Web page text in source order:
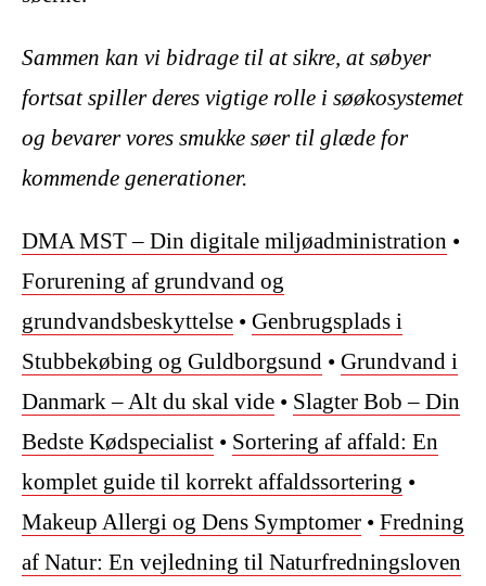
Sammen kan vi bidrage til at sikre, at søbyer
fortsat spiller deres vigtige rolle i søøkosystemet
og bevarer vores smukke søer til glæde for
kommende generationer.
DMA MST – Din digitale miljøadministration •
Forurening af grundvand og
grundvandsbeskyttelse • Genbrugsplads i
Stubbekøbing og Guldborgsund • Grundvand i
Danmark – Alt du skal vide • Slagter Bob – Din
Bedste Kødspecialist • Sortering af affald: En
komplet guide til korrekt affaldssortering •
Makeup Allergi og Dens Symptomer • Fredning
af Natur: En vejledning til Naturfredningsloven